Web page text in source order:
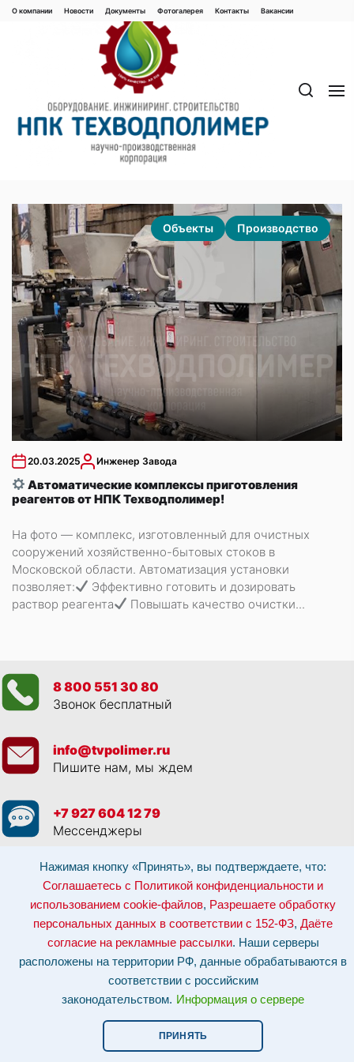
Нажимая кнопку «Принять», вы подтверждаете, что:
Соглашаетесь с Политикой конфиденциальности и
использованием cookie-файлов, Разрешаете обработку
персональных данных в соответствии с 152-ФЗ, Даёте
согласие на рекламные рассылки. Наши серверы
расположены на территории РФ, данные обрабатываются в
соответствии с российским
законодательством. Информация о сервере
ПРИНЯТЬ
Перейти
Объекты Производство
20.03.2025 Инженер Завода
Автоматические комплексы приготовления
реагентов от НПК Техводполимер!
На фото — комплекс, изготовленный для очистных
сооружений хозяйственно-бытовых стоков в
Московской области. Автоматизация установки
позволяет:
Эффективно готовить и дозировать
раствор реагента
Повышать качество очистки...
О компании Новости Документы Фотогалерея Контaкты Вакaнсии
8 800 551 30 80
Звонок бесплатный
info@tvpolimer.ru
Пишите нам, мы ждем
+7 927 604 12 79
Мессенджеры
Просматривая данный веб сайт, и обращаясь к нам, вы:Соглашаетесь с
Политикой конфиденциальности и использованием cookie-файлов,
Разрешаете обработку персональных данных в соответствии с 152-ФЗ
Даёте согласие на рекламные рассылки.
Отозвать согласие на обработку персональных данных: по эл-почте:
info@tvpolimer.ru| по телефону8 800 551 30 80
Наши серверы расположены на территории РФ, данные обрабатываются в
соответствии с российским законодательством.Информация о сервере и
Сайт носит исключительно информационный характер и не является